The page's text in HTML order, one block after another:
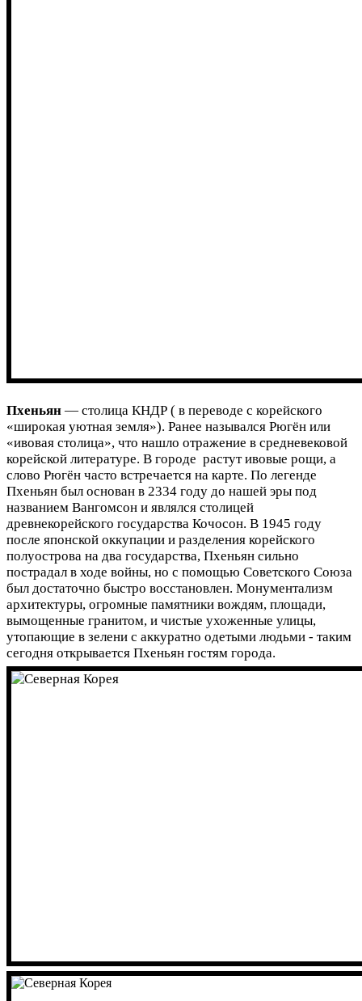
Пхеньян — столица КНДР ( в переводе с корейского
«широкая уютная земля»). Ранее назывался Рюгён или
«ивовая столица», что нашло отражение в средневековой
корейской литературе. В городе растут ивовые рощи, а
слово Рюгён часто встречается на карте. По легенде
Пхеньян был основан в 2334 году до нашей эры под
названием Вангомсон и являлся столицей
древнекорейского государства Кочосон. В 1945 году
после японской оккупации и разделения корейского
полуострова на два государства, Пхеньян сильно
пострадал в ходе войны, но с помощью Советского Союза
был достаточно быстро восстановлен. Монументализм
архитектуры, огромные памятники вождям, площади,
вымощенные гранитом, и чистые ухоженные улицы,
утопающие в зелени с аккуратно одетыми людьми - таким
сегодня открывается Пхеньян гостям города.